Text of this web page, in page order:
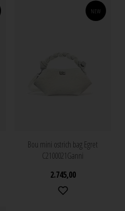
NEW
Bou mini ostrich bag Egret
C2100021Ganni
2.745,00